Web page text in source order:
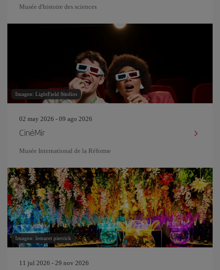
Musée d'histoire des sciences
Imagen: LightField Studios
02 may 2026 - 09 ago 2026
CinéMir
Musée International de la Réforme
Imagen: lemaret pierrick
11 jul 2026 - 29 nov 2026